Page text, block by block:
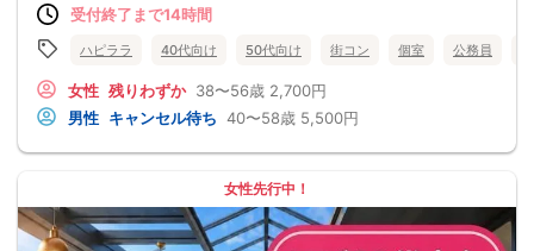
受付終了まで14時間
ハピララ 40代向け 50代向け 街コン 個室 公務員
女性 残りわずか 38〜56歳 2,700円
男性 キャンセル待ち 40〜58歳 5,500円
女性先行中！